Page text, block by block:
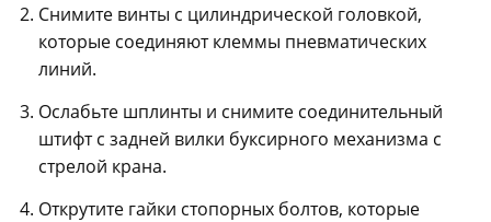
Снимите винты с цилиндрической головкой,
которые соединяют клеммы пневматических
линий.
Ослабьте шплинты и снимите соединительный
штифт с задней вилки буксирного механизма с
стрелой крана.
Открутите гайки стопорных болтов, которые